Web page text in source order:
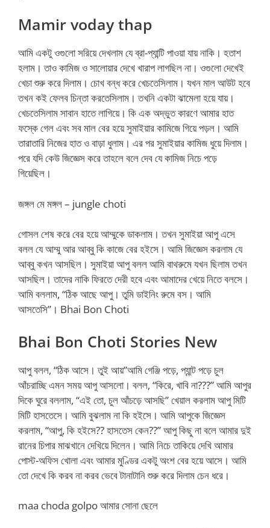
Mamir voday thap
আমি একটু ওগুলো সরিয়ে দেখলাম যে ব্রা-প্যান্টি পাওয়া যায় নাকি। হতাশ
হলাম। তাও কামিজ ও সালোয়ার দেখে খারাপ লাগছিল না। ওগুলো দেখেই
খেচা শুরু করে দিলাম। চোখ বন্ধ করে খেচতেসিলাম। যখন মাল আউট হবে
তখন কই ফেলব চিন্তা করতেসিলাম। তখনি একটা ঝামেলা হয়ে যায়।
খেচতেসিলাম সাবান হাতে লাগিয়ে। কি এক অদ্ভুত কারণে আমার হাত
ফস্কে গেল এবং সব মাল বের হয়ে সুমাইয়ার কামিজে গিয়ে পড়ল। আমি
তারাতারি নিজের হাত ও বাড়া ধুলাম। এর পর সুমাইয়ার কামিজ ধুয়ে দিলাম।
পরে যদি কেউ জিজ্ঞেস করে তাহলে বলে দেব যে কামিজ নিচে পড়ে
গিয়েছিল।
জঙ্গল মে মঙ্গল – jungle choti
গোসল শেষ করে বের হয়ে আম্মুকে ডাকলাম। তখন সুমাইয়া আপু এসে
বলল যে আম্মু আর আব্বু কি কাজে বের হইসে। আমি জিজ্ঞেস করলাম যে
আব্বু কখন আসছিল। সুমাইয়া আপু বলল আমি বাথরুমে যখন ছিলাম তখন
আসছিল। তাদের নাকি ফিরতে দেরী হবে এবং আমাদের খেয়ে নিতে বলসে।
আমি বললাম, “ঠিক আছে আপু। তুমি ডাইনিং রুমে বস। আমি
আসতেসি”। Bhai Bon Choti
Bhai Bon Choti Stories New
আপু বলল, “ঠিক আসে। তুই আয়”আমি গেঞ্জি পড়ে, প্যা্ন্ট পড়ে চুল
আঁচরাচ্ছি এমন সময় আপু আসলো। বলল, “কিরে, খাবি না???” আমি আপুর
দিকে ঘুরে বললাম, “এই তো, চুল আঁচড়ে আসছি” খেয়াল করলাম আপু মিটি
মিটি হাসতেসে। আমি বুঝলাম না কি হইসে। আমি আপুকে জিজ্ঞেস
করলাম, “আপু, কি হইসে?? হাসতেস কেন??” আপু কিছু না বলে আমার দুই
রানের চিপার মাঝখানে দেখিয়ে দিলেন। আমি নিচে তাকিয়ে দেখি আমার
পোস্ট-অফিস খোলা এবং আমার মুণ্ডির একটু অংশ বের হয়ে আসে। আমি
তো দেখে কি করব না করব ভেবে টানাটানি শুরু করে দিলাম চেন ধরে।
maa choda golpo আমার সোনা ছেলে